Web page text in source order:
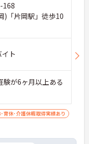
168
)「片岡駅」徒歩10
ト
が6ヶ月以上ある
育休･介護休暇取得実績あり